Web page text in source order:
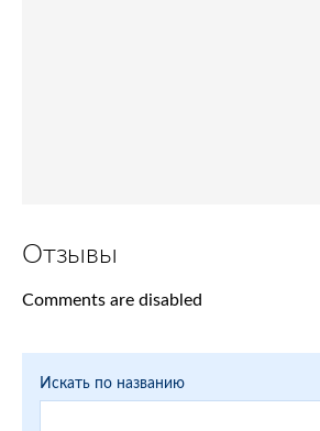
Отзывы
Comments are disabled
Искать по названию